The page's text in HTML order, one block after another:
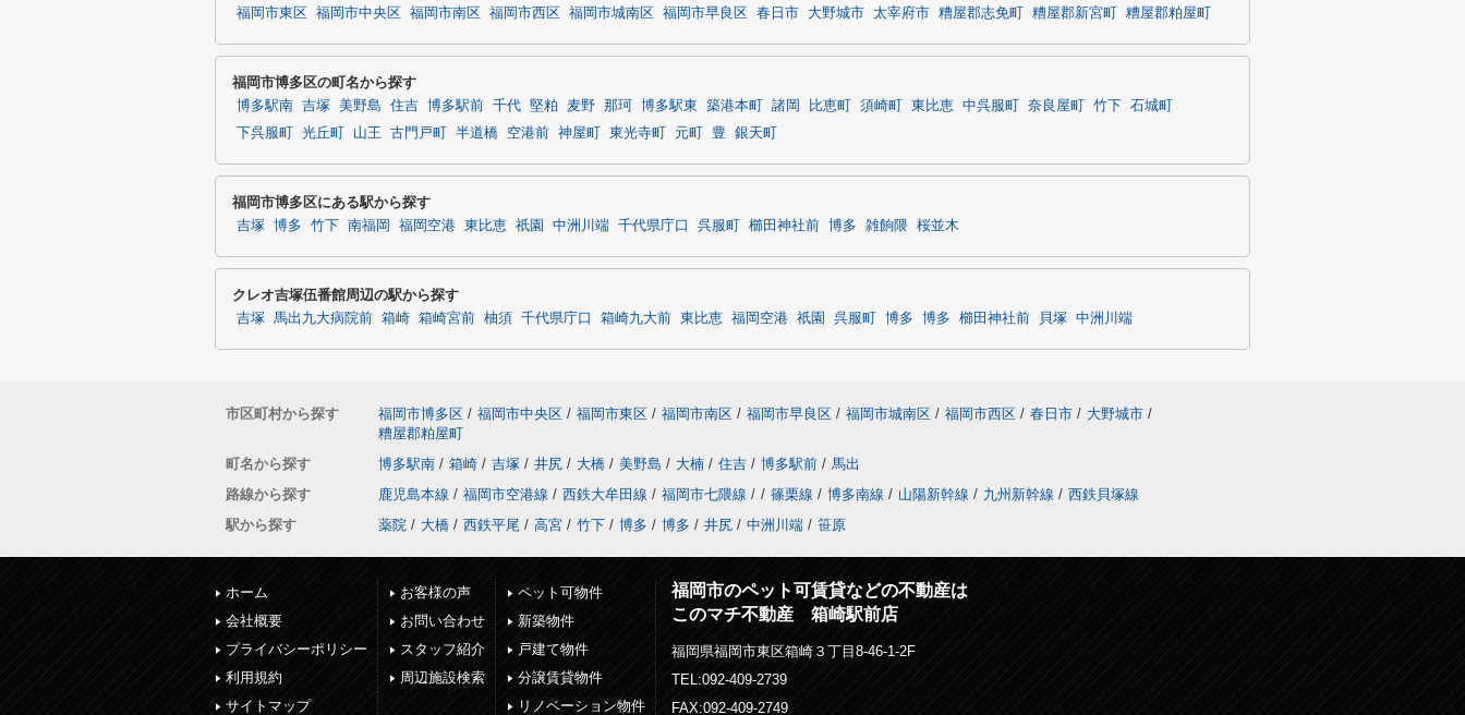
福岡市東区 福岡市中央区 福岡市南区 福岡市西区 福岡市城南区 福岡市早良区 春日市 大野城市 太宰府市 糟屋郡志免町 糟屋郡新宮町 糟屋郡粕屋町
福岡市博多区の町名から探す
博多駅南 吉塚 美野島 住吉 博多駅前 千代 堅粕 麦野 那珂 博多駅東 築港本町 諸岡 比恵町 須崎町 東比恵 中呉服町 奈良屋町 竹下
石城町
下呉服町
光丘町 山王 古門戸町 半道橋 空港前 神屋町 東光寺町 元町 豊 銀天町
福岡市博多区にある駅から探す
吉塚 博多 竹下 南福岡 福岡空港 東比恵 祇園 中洲川端 千代県庁口 呉服町 櫛田神社前 博多 雑餉隈 桜並木
クレオ吉塚伍番館周辺の駅から探す
吉塚 馬出九大病院前 箱崎 箱崎宮前 柚須 千代県庁口 箱崎九大前 東比恵 福岡空港 祇園 呉服町 博多 博多 櫛田神社前 貝塚 中洲川端
市区町村から探す 福岡市博多区 / 福岡市中央区 / 福岡市東区 / 福岡市南区 / 福岡市早良区 / 福岡市城南区 / 福岡市西区 / 春日市 / 大野城市 /
糟屋郡粕屋町
町名から探す
博多駅南 / 箱崎 / 吉塚 / 井尻 / 大橋 / 美野島 / 大楠 / 住吉 / 博多駅前 / 馬出
路線から探す
鹿児島本線 / 福岡市空港線 / 西鉄大牟田線 / 福岡市七隈線 / / 篠栗線 / 博多南線 / 山陽新幹線 / 九州新幹線 / 西鉄貝塚線
駅から探す
薬院 / 大橋 / 西鉄平尾 / 高宮 / 竹下 / 博多 / 博多 / 井尻 / 中洲川端 / 笹原
ホーム
会社概要
プライバシーポリシー
利用規約
サイトマップ
お客様の声
お問い合わせ
スタッフ紹介
周辺施設検索
ペット可物件
新築物件
戸建て物件
分譲賃貸物件
リノベーション物件
福岡市のペット可賃貸などの不動産は
このマチ不動産 箱崎駅前店
福岡県福岡市東区箱崎３丁目8-46-1-2F
TEL:092-409-2739
FAX:092-409-2749